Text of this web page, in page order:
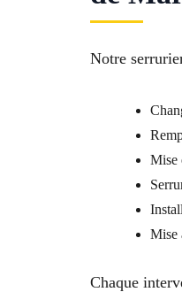
Notre
Mise
Mise
Chaque